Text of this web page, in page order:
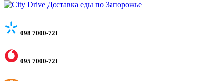
098 7000-721
095 7000-721